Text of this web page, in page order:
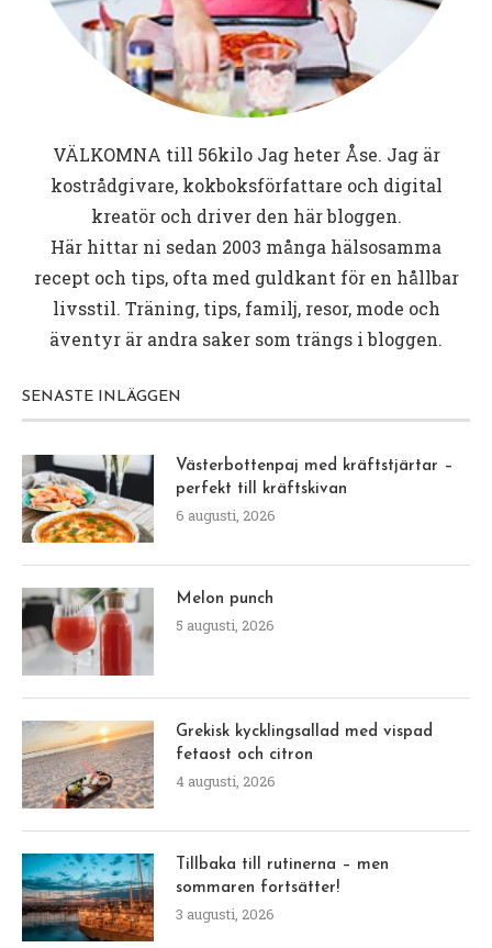
VÄLKOMNA till 56kiloJag heter Åse. Jag är
kostrådgivare, kokboksförfattare och digital
kreatör och driver den här bloggen.
Här hittar ni sedan 2003 många hälsosamma
recept och tips, ofta med guldkant för en hållbar
livsstil. Träning, tips, familj, resor, mode och
äventyr är andra saker som trängs i bloggen.
SENASTE INLÄGGEN
Västerbottenpaj med kräftstjärtar –
perfekt till kräftskivan
6 augusti, 2026
Melon punch
5 augusti, 2026
Grekisk kycklingsallad med vispad
fetaost och citron
4 augusti, 2026
Tillbaka till rutinerna – men
sommaren fortsätter!
3 augusti, 2026